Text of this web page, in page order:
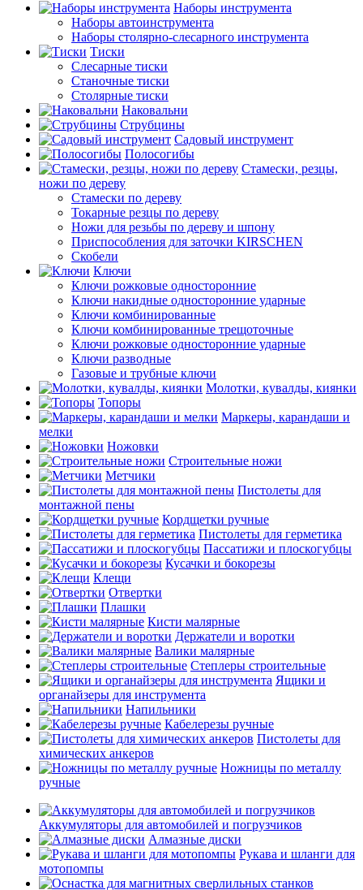
Наборы инструмента
Наборы автоинструмента
Наборы столярно-слесарного инструмента
Тиски
Слесарные тиски
Станочные тиски
Столярные тиски
Наковальни
Струбцины
Садовый инструмент
Полосогибы
Стамески, резцы,
ножи по дереву
Стамески по дереву
Токарные резцы по дереву
Ножи для резьбы по дереву и шпону
Приспособления для заточки KIRSCHEN
Скобели
Ключи
Ключи рожковые односторонние
Ключи накидные односторонние ударные
Ключи комбинированные
Ключи комбинированные трещоточные
Ключи рожковые односторонние ударные
Ключи разводные
Газовые и трубные ключи
Молотки, кувалды, киянки
Топоры
Маркеры, карандаши и
мелки
Ножовки
Строительные ножи
Метчики
Пистолеты для
монтажной пены
Кордщетки ручные
Пистолеты для герметика
Пассатижи и плоскогубцы
Кусачки и бокорезы
Клещи
Отвертки
Плашки
Кисти малярные
Держатели и воротки
Валики малярные
Степлеры строительные
Ящики и
органайзеры для инструмента
Напильники
Кабелерезы ручные
Пистолеты для
химических анкеров
Ножницы по металлу
ручные
Аккумуляторы для автомобилей и погрузчиков
Алмазные диски
Рукава и шланги для
мотопомпы